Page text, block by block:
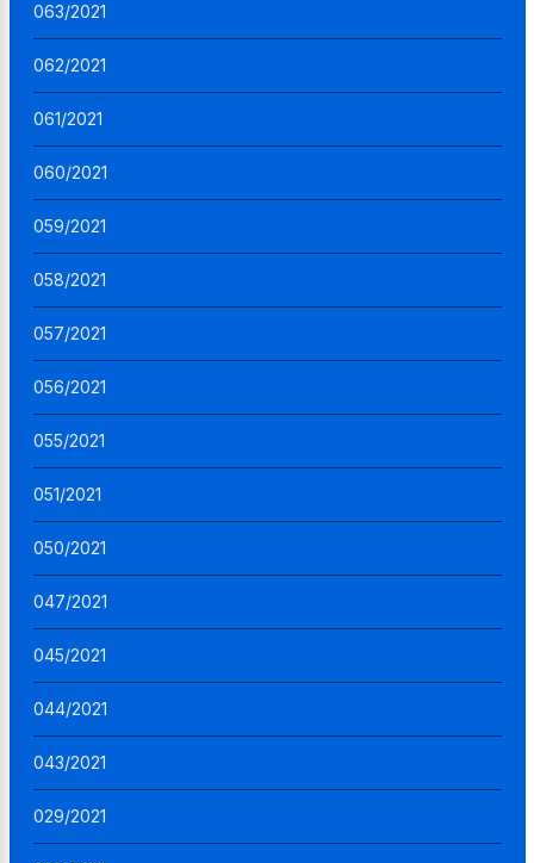
063/2021
062/2021
061/2021
060/2021
059/2021
058/2021
057/2021
056/2021
055/2021
051/2021
050/2021
047/2021
045/2021
044/2021
043/2021
029/2021